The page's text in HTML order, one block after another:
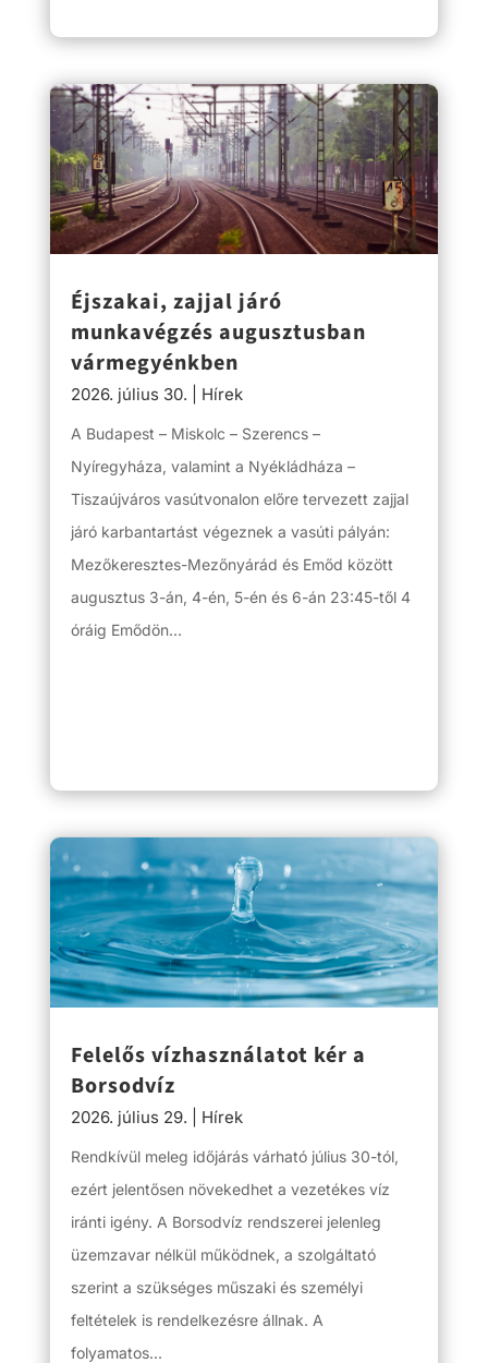
Éjszakai, zajjal járó
munkavégzés augusztusban
vármegyénkben
2026. július 30. Hírek
A Budapest – Miskolc – Szerencs –
Nyíregyháza, valamint a Nyékládháza –
Tiszaújváros vasútvonalon előre tervezett zajjal
járó karbantartást végeznek a vasúti pályán:
Mezőkeresztes-Mezőnyárád és Emőd között
augusztus 3-án, 4-én, 5-én és 6-án 23:45-től 4
óráig Emődön...
Felelős vízhasználatot kér a
Borsodvíz
2026. július 29. Hírek
Rendkívül meleg időjárás várható július 30-tól,
ezért jelentősen növekedhet a vezetékes víz
iránti igény. A Borsodvíz rendszerei jelenleg
üzemzavar nélkül működnek, a szolgáltató
szerint a szükséges műszaki és személyi
feltételek is rendelkezésre állnak. A
folyamatos...